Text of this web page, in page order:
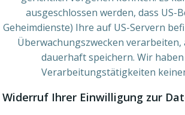
ausgeschlossen werden, dass US-
Geheimdienste) Ihre auf US-Servern
Überwachungszwecken
dauerhaft speichern. Wir
Verarbeitungstätigkeiten
Widerruf Ihrer Einwilligung zur